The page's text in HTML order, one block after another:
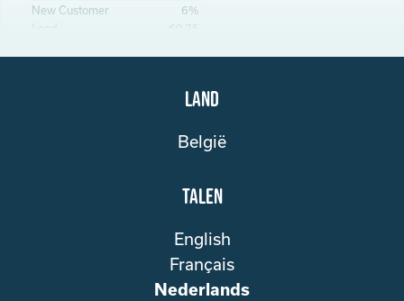
New Customer
6%
€0.75
Land
België
Talen
English
Français
Nederlands